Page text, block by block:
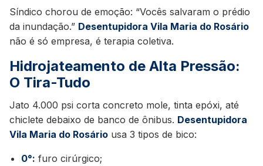
Síndico chorou de emoção: “Vocês salvaram o prédio
da inundação.” Desentupidora Vila Maria do Rosário
não é só empresa, é terapia coletiva.
Hidrojateamento de Alta Pressão:
O Tira-Tudo
Jato 4.000 psi corta concreto mole, tinta epóxi, até
chiclete debaixo de banco de ônibus. Desentupidora
Vila Maria do Rosário usa 3 tipos de bico:
0°: furo cirúrgico;